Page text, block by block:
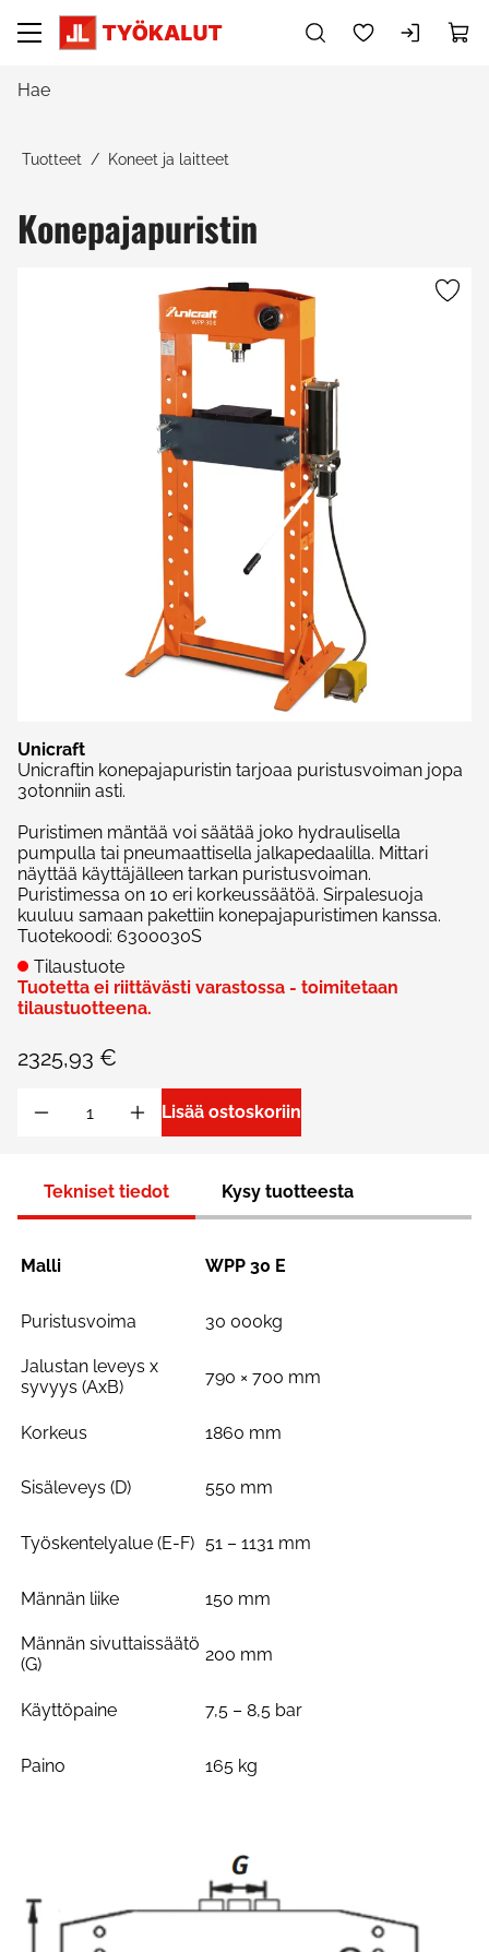
Tuotteet Koneet ja laitteet
Konepajapuristin
Unicraft
Unicraftin konepajapuristin tarjoaa puristusvoiman jopa
30tonniin asti.
Puristimen mäntää voi säätää joko hydraulisella
pumpulla tai pneumaattisella jalkapedaalilla. Mittari
näyttää käyttäjälleen tarkan puristusvoiman.
Puristimessa on 10 eri korkeussäätöä. Sirpalesuoja
kuuluu samaan pakettiin konepajapuristimen kanssa.
Tuotekoodi: 6300030S
Tilaustuote
Tuotetta ei riittävästi varastossa - toimitetaan
tilaustuotteena.
2325,93 €
Lisää ostoskoriin
Tekniset tiedot Kysy tuotteesta
Malli WPP 30 E
Puristusvoima 30 000kg
Jalustan leveys x
syvyys (AxB)
790 × 700 mm
Korkeus 1860 mm
Sisäleveys (D) 550 mm
Työskentelyalue (E-F) 51 – 1131 mm
Männän liike 150 mm
Männän sivuttaissäätö
(G)
200 mm
Käyttöpaine 7,5 – 8,5 bar
Paino 165 kg